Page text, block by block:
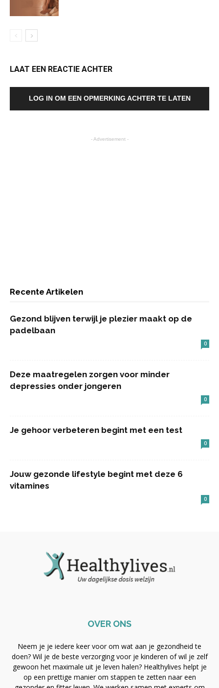
LAAT EEN REACTIE ACHTER
LOG IN OM EEN OPMERKING ACHTER TE LATEN
- Advertisement -
Recente Artikelen
Gezond blijven terwijl je plezier maakt op de
padelbaan
0
Deze maatregelen zorgen voor minder
depressies onder jongeren
0
Je gehoor verbeteren begint met een test
0
Jouw gezonde lifestyle begint met deze 6
vitamines
0
OVER ONS
Neem je je iedere keer voor om wat aan je gezondheid te
doen? Wil je de beste verzorging voor je kinderen of wil je zelf
gewoon het maximale uit je leven halen? Healthylives helpt je
op een prettige manier om stappen te zetten naar een